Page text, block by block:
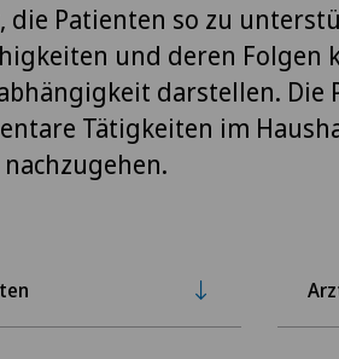
die Patienten so zu
und deren Folgen
darstellen. Die
Tätigkeiten im